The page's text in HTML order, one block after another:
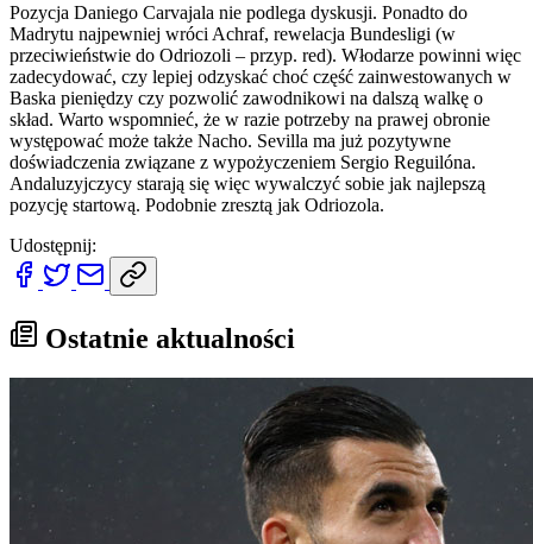
Pozycja Daniego Carvajala nie podlega dyskusji. Ponadto do
Madrytu najpewniej wróci Achraf, rewelacja Bundesligi (w
przeciwieństwie do Odriozoli – przyp. red). Włodarze powinni więc
zadecydować, czy lepiej odzyskać choć część zainwestowanych w
Baska pieniędzy czy pozwolić zawodnikowi na dalszą walkę o
skład. Warto wspomnieć, że w razie potrzeby na prawej obronie
występować może także Nacho. Sevilla ma już pozytywne
doświadczenia związane z wypożyczeniem Sergio Reguilóna.
Andaluzyjczycy starają się więc wywalczyć sobie jak najlepszą
pozycję startową. Podobnie zresztą jak Odriozola.
Udostępnij:
Ostatnie aktualności